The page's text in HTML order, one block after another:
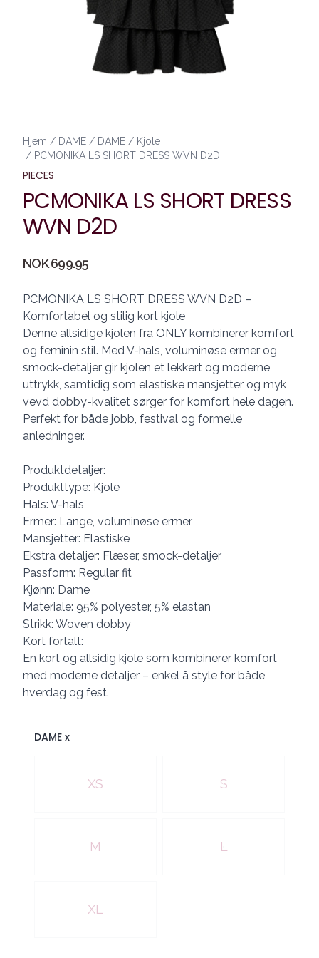
Hjem / DAME / DAME / Kjole
/ PCMONIKA LS SHORT DRESS WVN D2D
PIECES
PCMONIKA LS SHORT DRESS
WVN D2D
Produktdetaljer
NOK 699.95
Description
PCMONIKA LS SHORT DRESS WVN D2D –
Komfortabel og stilig kort kjole
Denne allsidige kjolen fra ONLY kombinerer komfort
og feminin stil. Med V-hals, voluminøse ermer og
smock-detaljer gir kjolen et lekkert og moderne
uttrykk, samtidig som elastiske mansjetter og myk
vevd dobby-kvalitet sørger for komfort hele dagen.
Perfekt for både jobb, festival og formelle
anledninger.
Produktdetaljer:
Produkttype: Kjole
Hals: V-hals
Ermer: Lange, voluminøse ermer
Mansjetter: Elastiske
Ekstra detaljer: Flæser, smock-detaljer
Passform: Regular fit
Kjønn: Dame
Materiale: 95% polyester, 5% elastan
Strikk: Woven dobby
Kort fortalt:
En kort og allsidig kjole som kombinerer komfort
med moderne detaljer – enkel å style for både
hverdag og fest.
DAME x
XS S
M L
XL